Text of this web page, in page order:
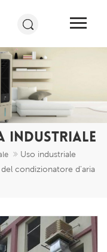
INDUSTRIALE
Uso industriale
condizionatore d'aria